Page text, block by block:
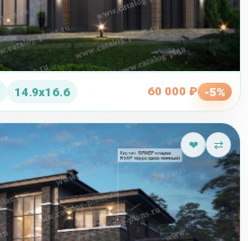
14.9x16.6 60 000 ₽ -5%
❤ ⇄